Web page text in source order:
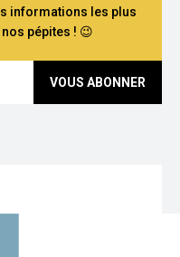
informations les plus
pépites ! 😉
VOUS ABONNER